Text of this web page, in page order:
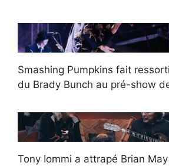
Smashing Pumpkins fait
du Brady Bunch au pré-show
Tony Iommi a attrapé Brian